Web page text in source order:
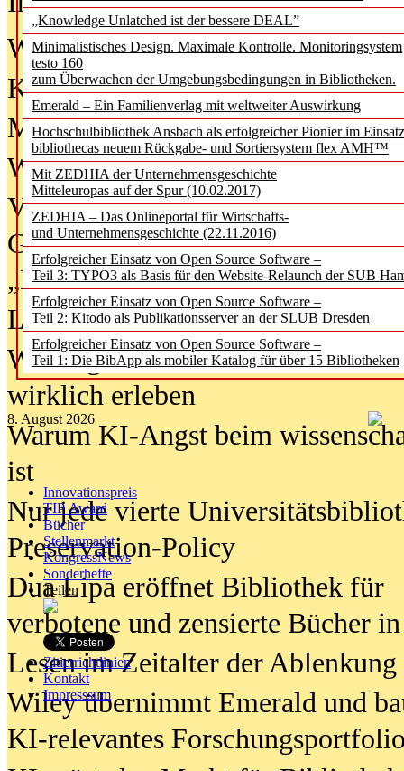
„Knowledge Unlatched ist der bessere DEAL”
Minimalistisches Design. Maximale Kontrolle. Monitoringsystem
testo 160
zum Überwachen der Umgebungsbedingungen in Bibliotheken.
Emerald – Ein Familienverlag mit weltweiter Auswirkung
Hochschulbibliothek Ansbach als erfolgreicher Pionier im
bibliothecas neuem Rückgabe- und Sortiersystem flex AMH™
Mit ZEDHIA der Unternehmensgeschichte
Mitteleuropas auf der Spur (10.02.2017)
ZEDHIA – Das Onlineportal für Wirtschafts-
und Unternehmensgeschichte (22.11.2016)
Erfolgreicher Einsatz von Open Source Software –
Teil 3: TYPO3 als Basis für den Website-Relaunch der SUB
Erfolgreicher Einsatz von Open Source Software –
Teil 2: Kitodo als Publikationsserver an der SLUB Dresden
Erfolgreicher Einsatz von Open Source Software –
Teil 1: Die BibApp als mobiler Katalog für über 15 Bibliotheken
8. August 2026
Innovationspreis
TIP Award
Bücher
Stellenmarkt
KongressNews
Sonderhefte
Teilen
Zitierrichtlinien
Kontakt
Impresssum
Was Hochschul­bibliotheken von
Kinder in der digitalen Welt
Metadaten als Infrastruktur
Wenn Bots katalogisieren
Von Abschlusskleidern bis
Geisterjagd-Ausrüstung in der
„Library of Things“ unterwegs
Lesen als Infrastrukturaufgabe
Wie Jugendliche Social Media
wirklich erleben
Warum KI-Angst beim
ist
Nur jede vierte
Preservation-Policy
Dua Lipa eröffnet Bibliothek für
verbotene und zensierte Bücher
Lesen im Zeitalter der Ablenkung
Wiley übernimmt Emerald und
KI-relevantes